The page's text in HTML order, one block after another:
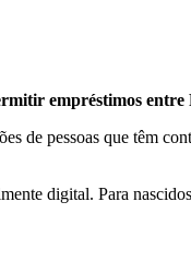
empréstimos entre
de pessoas que têm
digital. Para